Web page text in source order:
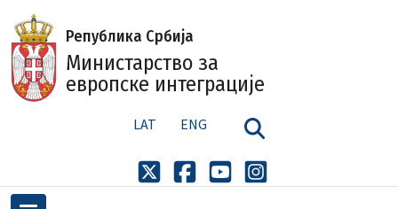
Република Србија
Министарство за
европске интеграције
LAT ENG